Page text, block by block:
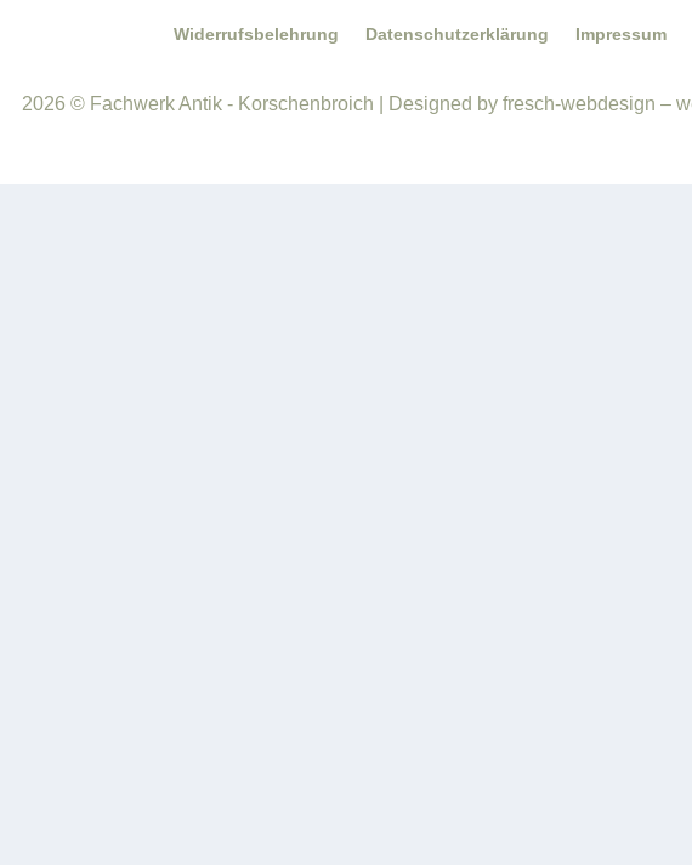
Widerrufsbelehrung Datenschutzerklärung Impressum
2026 © Fachwerk Antik - Korschenbroich | Designed by fresch-webdesign –